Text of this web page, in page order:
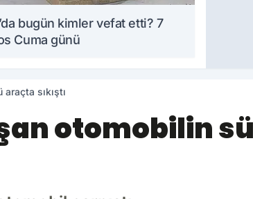
bugün kimler vefat etti? 7
Cuma günü
sıkıştı
otomobilin